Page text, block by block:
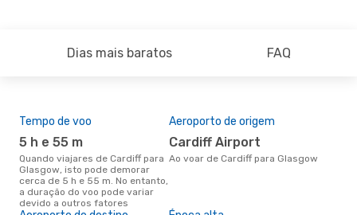
Dias mais baratos FAQ
Tempo de voo
5 h e 55 m
Quando viajares de Cardiff para
Glasgow, isto pode demorar
cerca de 5 h e 55 m. No entanto,
a duração do voo pode variar
devido a outros fatores
Aeroporto de origem
Cardiff Airport
Ao voar de Cardiff para Glasgow